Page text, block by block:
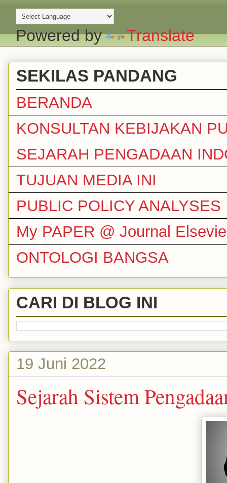
Powered by Translate
SEKILAS PANDANG
BERANDA
KONSULTAN KEBIJAKAN
SEJARAH PENGADAAN
TUJUAN MEDIA INI
PUBLIC POLICY ANALYSES
My PAPER @ Journal
ONTOLOGI BANGSA
CARI DI BLOG INI
19 Juni 2022
Sejarah Sistem